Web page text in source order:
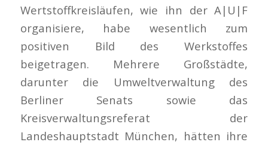
Wertstoffkreisläufen, wie ihn der A|U|F
organisiere, habe wesentlich zum
positiven Bild des Werkstoffes
beigetragen. Mehrere Großstädte,
darunter die Umweltverwaltung des
Berliner Senats sowie das
Kreisverwaltungsreferat der
Landeshauptstadt München, hätten ihre